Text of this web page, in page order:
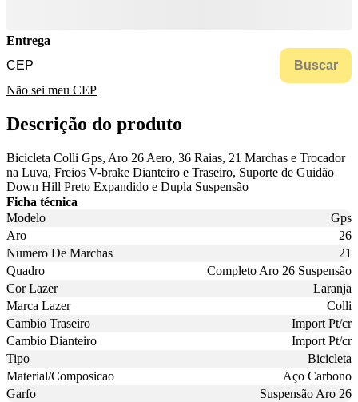
Entrega
Buscar
Não sei meu CEP
Descrição do produto
Bicicleta Colli Gps, Aro 26 Aero, 36 Raias, 21 Marchas e Trocador
na Luva, Freios V-brake Dianteiro e Traseiro, Suporte de Guidão
Down Hill Preto Expandido e Dupla Suspensão
Ficha técnica
Modelo
Gps
Aro
26
Numero De Marchas
21
Quadro
Completo Aro 26 Suspensão
Cor Lazer
Laranja
Marca Lazer
Colli
Cambio Traseiro
Import Pt/cr
Cambio Dianteiro
Import Pt/cr
Tipo
Bicicleta
Material/Composicao
Aço Carbono
Garfo
Suspensão Aro 26